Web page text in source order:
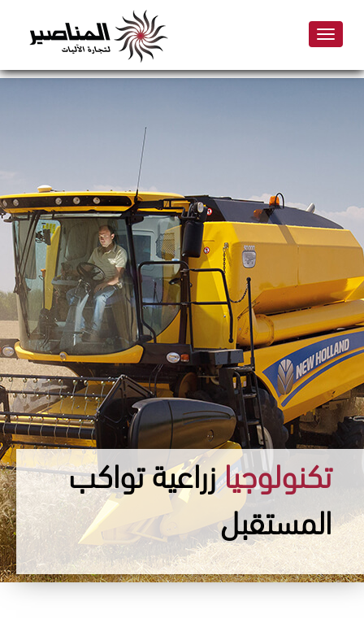
Skip
Toggle
navigation
تكنولوجيازراعية تواكب
المستقبل